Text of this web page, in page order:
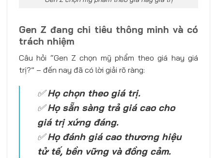
Gen Z đang chi tiêu thông minh và có
trách nhiệm
Câu hỏi “Gen Z chọn mỹ phẩm theo giá hay giá
trị?” – đến nay đã có lời giải rõ ràng:
✅Họ chọn theo giá trị.
✅Họ sẵn sàng trả giá cao cho
giá trị xứng đáng.
✅Họ đánh giá cao thương hiệu
tử tế, bền vững và đồng cảm.